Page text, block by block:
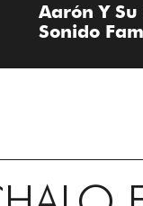
Aarón Y
Sonido